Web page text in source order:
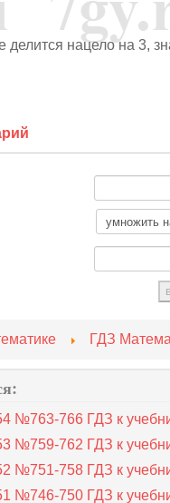
делится нацело на 3,
ГДЗ
№763-766 ГДЗ к
№759-762 ГДЗ к
№751-758 ГДЗ к
№746-750 ГДЗ к